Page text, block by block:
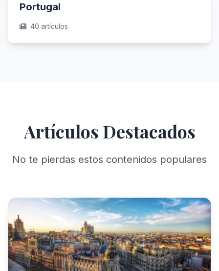
Portugal
40 artículos
Artículos Destacados
No te pierdas estos contenidos populares